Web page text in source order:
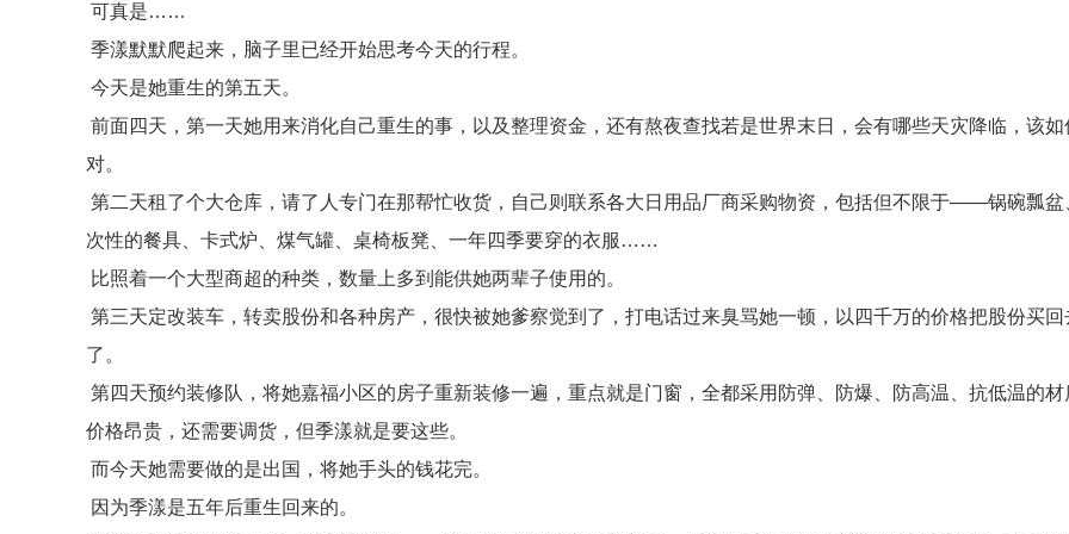
可真是……
季漾默默爬起来，脑子里已经开始思考今天的行程。
今天是她重生的第五天。
前面四天，第一天她用来消化自己重生的事，以及整理资金，还有熬夜查找若是世界末日，会有哪些天灾降临，该如
对。
第二天租了个大仓库，请了人专门在那帮忙收货，自己则联系各大日用品厂商采购物资，包括但不限于——锅碗瓢盆
次性的餐具、卡式炉、煤气罐、桌椅板凳、一年四季要穿的衣服……
比照着一个大型商超的种类，数量上多到能供她两辈子使用的。
第三天定改装车，转卖股份和各种房产，很快被她爹察觉到了，打电话过来臭骂她一顿，以四千万的价格把股份买回
了。
第四天预约装修队，将她嘉福小区的房子重新装修一遍，重点就是门窗，全都采用防弹、防爆、防高温、抗低温的材
价格昂贵，还需要调货，但季漾就是要这些。
而今天她需要做的是出国，将她手头的钱花完。
因为季漾是五年后重生回来的。